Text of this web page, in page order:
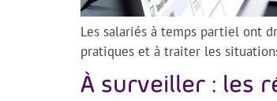
Les salariés à temps partiel ont
pratiques et à traiter les
À surveiller : les